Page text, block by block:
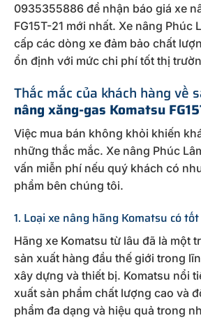
0935355886 để nhận báo giá xe
FG15T-21 mới nhất. Xe nâng Phúc
cấp các dòng xe đảm bảo chất
ổn định với mức chi phí tốt thị
Thắc mắc của khách hàng về
nâng xăng-gas Komatsu
Việc mua bán không khỏi khiến
những thắc mắc. Xe nâng Phúc
vấn miễn phí nếu quý khách có
phẩm bên chúng tôi.
1. Loại xe nâng hãng Komatsu có
Hãng xe Komatsu từ lâu đã là một
sản xuất hàng đầu thế giới trong
xây dựng và thiết bị. Komatsu nổi
xuất sản phẩm chất lượng cao và
phẩm đa dạng và hiệu quả trong